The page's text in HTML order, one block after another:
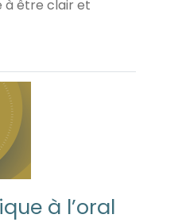
à être clair et
à l’oral